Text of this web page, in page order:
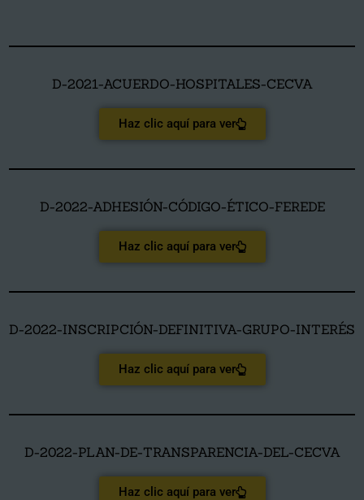
D-2021-ACUERDO-HOSPITALES-CECVA
Haz clic aquí para ver
D-2022-ADHESIÓN-CÓDIGO-ÉTICO-FEREDE
Haz clic aquí para ver
D-2022-INSCRIPCIÓN-DEFINITIVA-GRUPO-INTERÉS
Haz clic aquí para ver
D-2022-PLAN-DE-TRANSPARENCIA-DEL-CECVA
Haz clic aquí para ver